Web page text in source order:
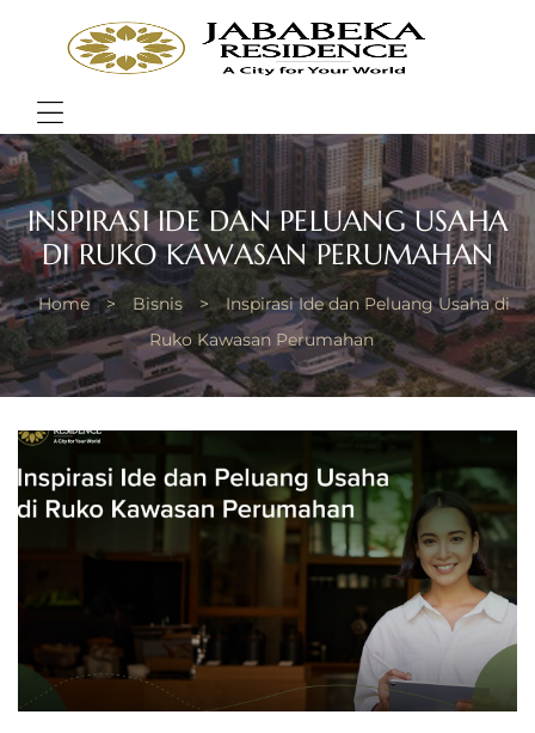
of
Life
Menu
INSPIRASI IDE DAN PELUANG USAHA
DI RUKO KAWASAN PERUMAHAN
Home > Bisnis >
Inspirasi Ide dan Peluang Usaha di
Ruko Kawasan Perumahan